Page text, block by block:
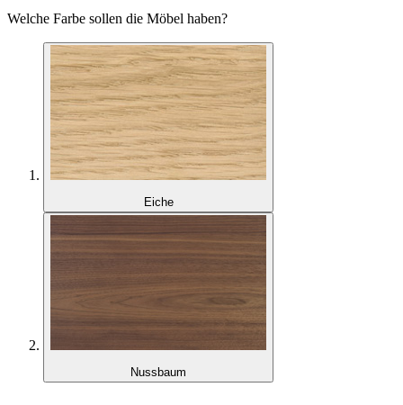
Welche Farbe sollen die Möbel haben?
Eiche
Nussbaum